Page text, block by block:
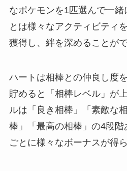
なポケモンを1匹選んで一
とは様々なアクティビティ
獲得し、絆を深めることがで
ハートは相棒との仲良し度
貯めると「相棒レベル」が
ルは「良き相棒」「素敵な
棒」「最高の相棒」の4段
ごとに様々なボーナスが得ら